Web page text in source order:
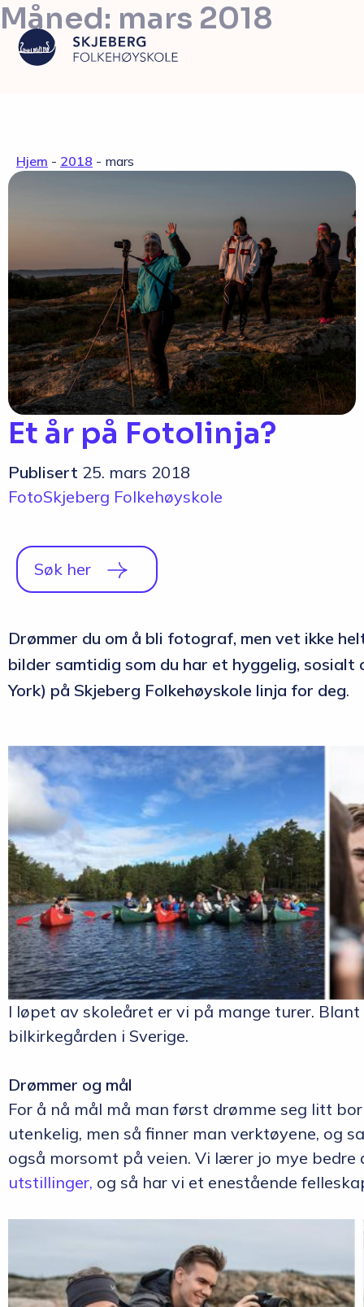
Livet på skolen
Kontakt
Valgfag
Siste nytt
Q&A
Opptakskrav og priser
Måned: mars 2018
Hjem - 2018 - mars
Et år på Fotolinja?
Publisert 25. mars 2018
FotoSkjeberg Folkehøyskole
Søk her
Drømmer du om å bli fotograf, men vet ikke
bilder samtidig som du har et hyggelig,
York) på Skjeberg Folkehøyskole linja for deg.
I løpet av skoleåret er vi på mange turer.
bilkirkegården i Sverige.
Drømmer og mål
For å nå mål må man først drømme seg litt
utenkelig, men så finner man verktøyene, og
også morsomt på veien. Vi lærer jo mye
utstillinger, og så har vi et enestående